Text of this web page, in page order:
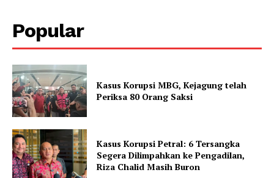
Popular
Kasus Korupsi MBG, Kejagung telah
Periksa 80 Orang Saksi
Kasus Korupsi Petral: 6 Tersangka
Segera Dilimpahkan ke Pengadilan,
Riza Chalid Masih Buron